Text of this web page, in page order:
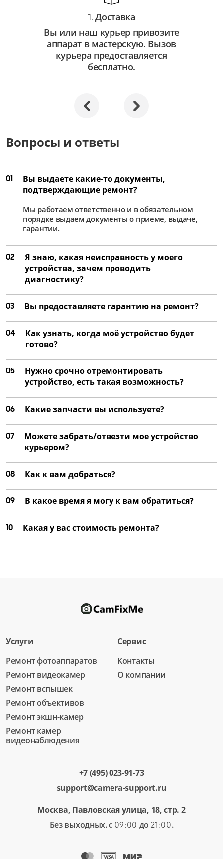
1.Доставка
Вы или наш курьер привозите
аппарат в мастерскую. Вызов
курьера предоставляется
бесплатно.
Вопросы и ответы
01
Вы выдаете какие-то документы,
подтверждающие ремонт?
Мы работаем ответственно и в обязательном
порядке выдаем документы о приеме, выдаче,
гарантии.
02
Я знаю, какая неисправность у моего
устройства, зачем проводить
диагностику?
03 Вы предоставляете гарантию на ремонт?
04
Как узнать, когда моё устройство будет
готово?
05
Нужно срочно отремонтировать
устройство, есть такая возможность?
06 Какие запчасти вы используете?
07
Можете забрать/отвезти мое устройство
курьером?
08 Как к вам добраться?
09 В какое время я могу к вам обратиться?
10 Какая у вас стоимость ремонта?
Услуги
Ремонт фотоаппаратов
Ремонт видеокамер
Ремонт вспышек
Ремонт объективов
Ремонт экшн-камер
Ремонт камер
видеонаблюдения
Сервис
Контакты
О компании
+7 (495) 023-91-73
support@camera-support.ru
Москва, Павловская улица, 18, стр. 2
Без выходных. с 09:00 до 21:00.